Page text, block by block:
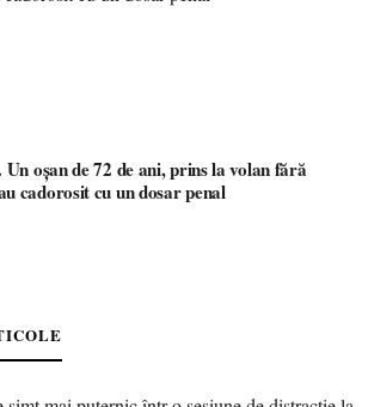
oșan de 72 de ani, prins la volan fără
cadorosit cu un dosar penal